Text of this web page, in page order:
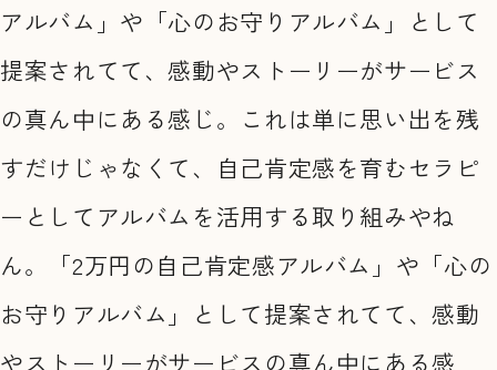
アルバム」や「心のお守りアルバム」として
提案されてて、感動やストーリーがサービス
の真ん中にある感じ。これは単に思い出を残
すだけじゃなくて、自己肯定感を育むセラピ
ーとしてアルバムを活用する取り組みやね
ん。「2万円の自己肯定感アルバム」や「心の
お守りアルバム」として提案されてて、感動
やストーリーがサービスの真ん中にある感